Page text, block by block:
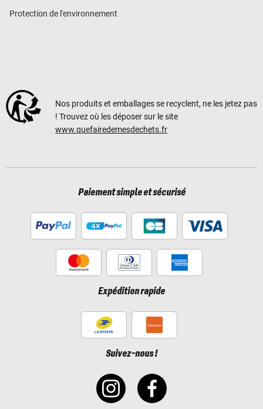
Protection de l'environnement
Nos produits et emballages se recyclent, ne les jetez pas
! Trouvez où les déposer sur le site
www.quefairedemesdechets.fr
Paiement simple et sécurisé
Expédition rapide
Suivez-nous !